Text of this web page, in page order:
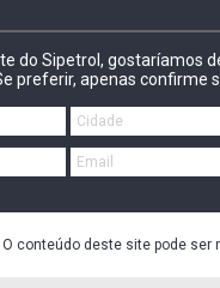
do Sipetrol, gostaríamos
preferir, apenas confirme
conteúdo deste site pode